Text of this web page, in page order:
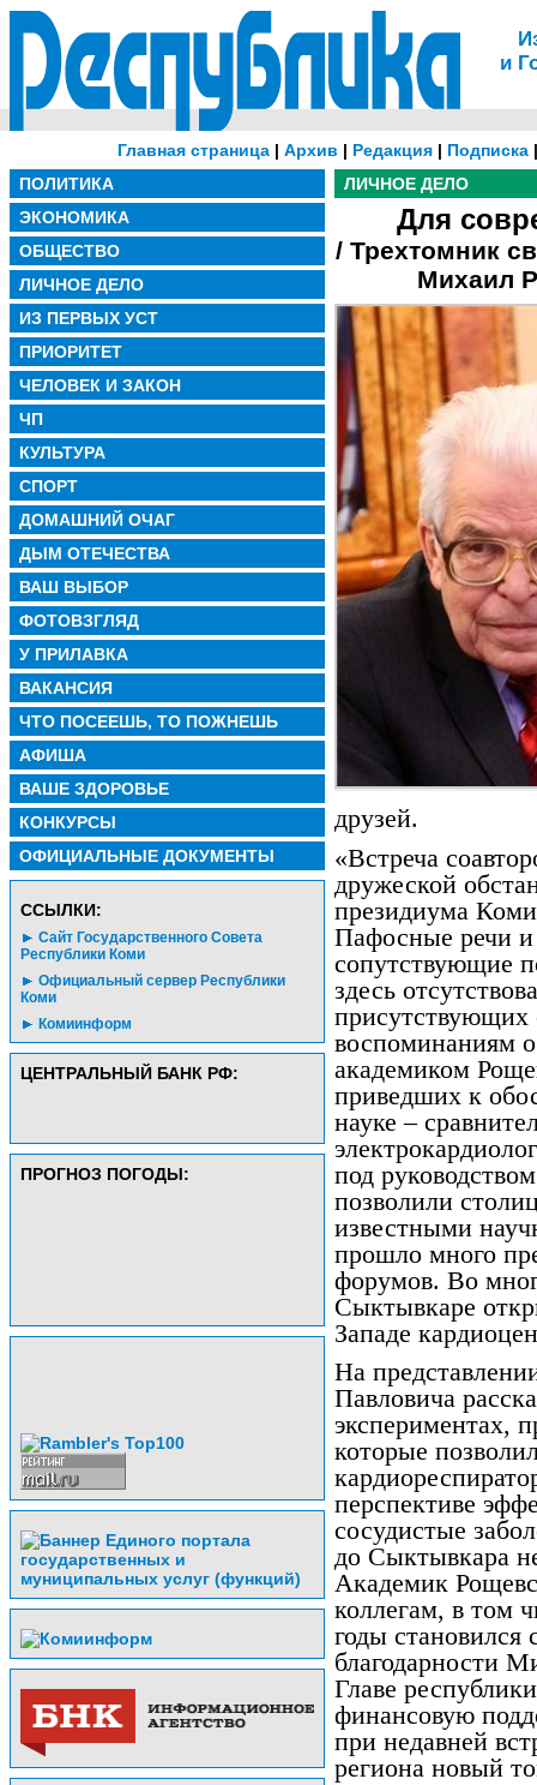
и
Главная страница | Архив | Редакция | Подписка
ПОЛИТИКА
ЭКОНОМИКА
ОБЩЕСТВО
ЛИЧНОЕ ДЕЛО
ИЗ ПЕРВЫХ УСТ
ПРИОРИТЕТ
ЧЕЛОВЕК И ЗАКОН
ЧП
КУЛЬТУРА
СПОРТ
ДОМАШНИЙ ОЧАГ
ДЫМ ОТЕЧЕСТВА
ВАШ ВЫБОР
ФОТОВЗГЛЯД
У ПРИЛАВКА
ВАКАНСИЯ
ЧТО ПОСЕЕШЬ, ТО ПОЖНЕШЬ
АФИША
ВАШЕ ЗДОРОВЬЕ
КОНКУРСЫ
ОФИЦИАЛЬНЫЕ ДОКУМЕНТЫ
CСЫЛКИ:
Сайт Государственного Совета
Республики Коми
Официальный сервер Республики
Коми
Комиинформ
ЦЕНТРАЛЬНЫЙ БАНК РФ:
ПРОГНОЗ ПОГОДЫ:
ЛИЧНОЕ ДЕЛО
Для
/ Трехтомник
Михаил
друзей.
«Встреча
дружеской
президиума
Пафосные речи
сопутствующие
здесь
присутствующих
воспоминаниям
академиком
приведших к
науке –
под
позволили
известными
прошло много
форумов. Во
Сыктывкаре
Западе
На
Павловича
экспериментах,
которые
перспективе
сосудистые
до Сыктывкара
Академик
коллегам, в том
годы становился
благодарности
Главе
финансовую
при недавней
региона новый